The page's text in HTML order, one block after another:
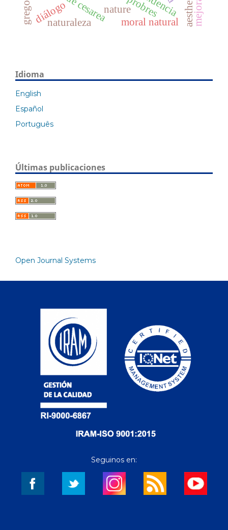
diálogo moral natural
naturaleza aesthetic
nature mejora
Idioma
English
Español
Português
Últimas publicaciones
Open Journal Systems
Seguinos en: